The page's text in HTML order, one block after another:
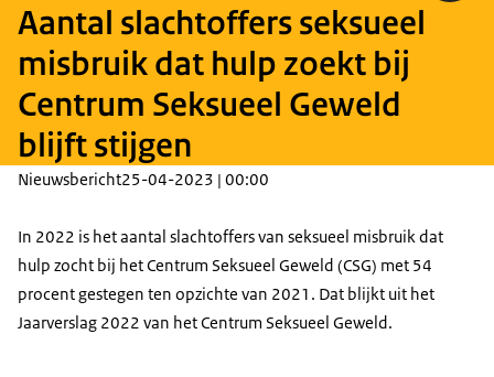
Aantal slachtoffers seksueel
misbruik dat hulp zoekt bij
Centrum Seksueel Geweld
blijft stijgen
Nieuwsbericht25-04-2023 | 00:00
In 2022 is het aantal slachtoffers van seksueel misbruik dat
hulp zocht bij het Centrum Seksueel Geweld (CSG) met 54
procent gestegen ten opzichte van 2021. Dat blijkt uit het
Jaarverslag 2022 van het Centrum Seksueel Geweld.